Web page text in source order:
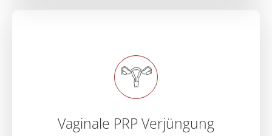
Vaginale PRP Verjüngung